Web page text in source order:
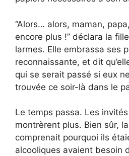
“Alors… alors, maman,
encore plus !” déclara la
larmes. Elle embrassa ses
reconnaissante, et dit
qui se serait passé si eux
trouvée ce soir-là dans le
Le temps passa. Les
montrèrent plus. Bien sûr,
comprenait pourquoi ils
alcooliques avaient besoin